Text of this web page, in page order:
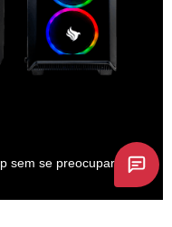
sem se preocupar com